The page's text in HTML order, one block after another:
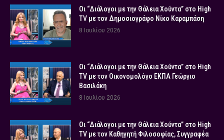
Οι “Διάλογοι με την Θάλεια Χούντα” στο High
TV με τον Δημοσιογράφο Νίκο Καραμπάση
8 Ιουλίου 2026
Οι “Διάλογοι με την Θάλεια Χούντα” στο High
TV με τον Οικονομολόγο ΕΚΠΑ Γεώργιο
Βασιλάκη
8 Ιουλίου 2026
Οι “Διάλογοι με την Θάλεια Χούντα” στο High
TV με τον Καθηγητή Φιλοσοφίας, Συγγραφέα